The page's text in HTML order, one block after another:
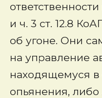
ответственности
и ч. 3 ст. 12.8
об угоне. Они
на управление
находящемуся в
опьянения,